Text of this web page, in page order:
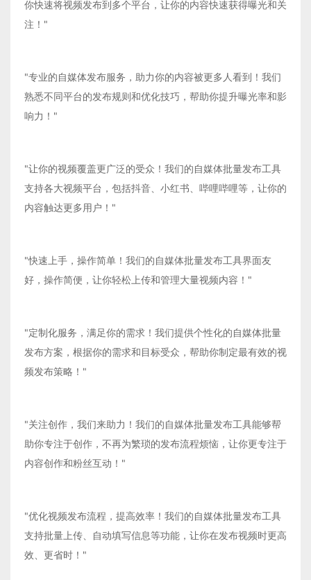
你快速将视频发布到多个平台，让你的内容快速获得曝光和关
注！"
"专业的自媒体发布服务，助力你的内容被更多人看到！我们
熟悉不同平台的发布规则和优化技巧，帮助你提升曝光率和影
响力！"
"让你的视频覆盖更广泛的受众！我们的自媒体批量发布工具
支持各大视频平台，包括抖音、小红书、哔哩哔哩等，让你的
内容触达更多用户！"
"快速上手，操作简单！我们的自媒体批量发布工具界面友
好，操作简便，让你轻松上传和管理大量视频内容！"
"定制化服务，满足你的需求！我们提供个性化的自媒体批量
发布方案，根据你的需求和目标受众，帮助你制定最有效的视
频发布策略！"
"关注创作，我们来助力！我们的自媒体批量发布工具能够帮
助你专注于创作，不再为繁琐的发布流程烦恼，让你更专注于
内容创作和粉丝互动！"
"优化视频发布流程，提高效率！我们的自媒体批量发布工具
支持批量上传、自动填写信息等功能，让你在发布视频时更高
效、更省时！"